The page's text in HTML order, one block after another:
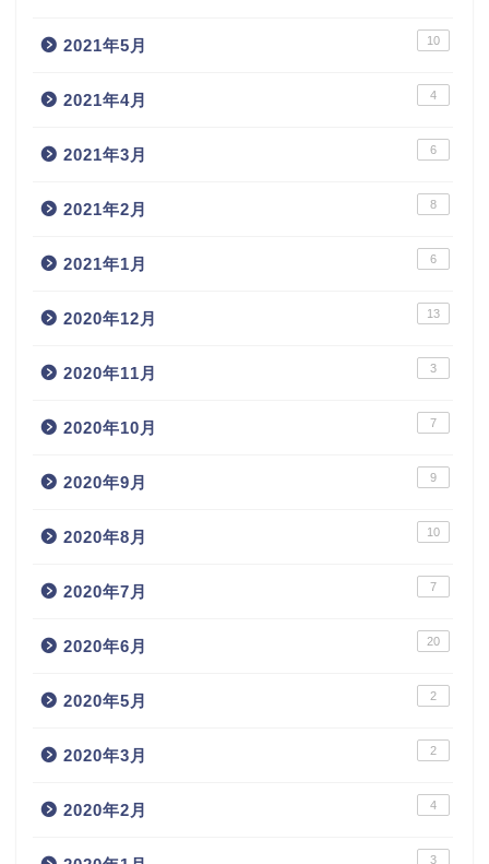
2021年5月 10
2021年4月 4
2021年3月 6
2021年2月 8
2021年1月 6
2020年12月 13
2020年11月 3
2020年10月 7
2020年9月 9
2020年8月 10
2020年7月 7
2020年6月 20
2020年5月 2
2020年3月 2
2020年2月 4
3